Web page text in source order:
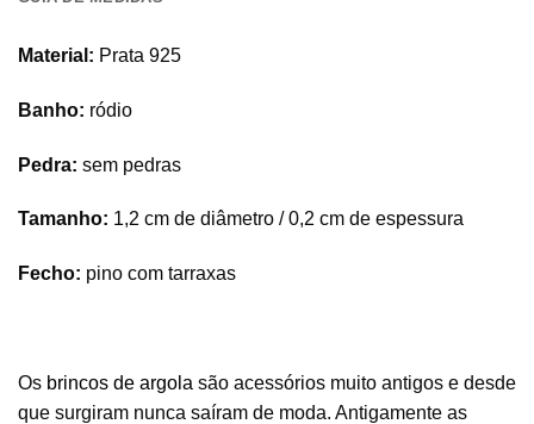
Material: Prata 925
Banho: ródio
Pedra: sem pedras
Tamanho: 1,2 cm de diâmetro / 0,2 cm de espessura
Fecho: pino com tarraxas
Os brincos de argola são acessórios muito antigos e desde
que surgiram nunca saíram de moda. Antigamente as